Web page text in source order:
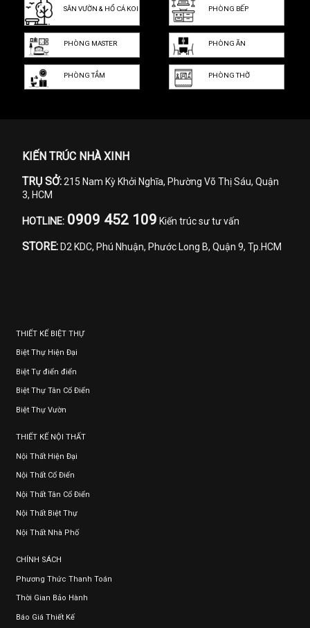
SÂN VƯỜN & HỒ CÁ KOI PHÒNG BẾP
PHÒNG MASTER PHÒNG ĂN
PHÒNG TẮM PHÒNG THỜ
KIẾN TRÚC NHÀ XINH
TRỤ SỞ: 215 Nam Kỳ Khởi Nghĩa, Phường Võ Thị Sáu, Quận
3, HCM
HOTLINE: 0909 452 109 Kiến trúc sư tư vấn
STORE: D2 KDC, Phú Nhuận, Phước Long B, Quận 9, Tp.HCM
THIẾT KẾ BIỆT THỰ
Biệt Thự Hiện Đại
Biệt Tự điển điển
Biệt Thự Tân Cổ Điển
Biệt Thự Vườn
THIẾT KẾ NỘI THẤT
Nội Thất Hiện Đại
Nội Thất Cổ Điển
Nội Thất Tân Cổ Điển
Nội Thất Biệt Thự
Nội Thất Nhà Phố
CHÍNH SÁCH
Phương Thức Thanh Toán
Thời Gian Bảo Hành
Báo Giá Thiết Kế